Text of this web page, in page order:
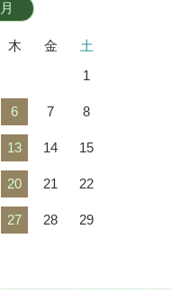
木 金
土
1
6 7 8
13 14 15
20 21 22
27 28 29